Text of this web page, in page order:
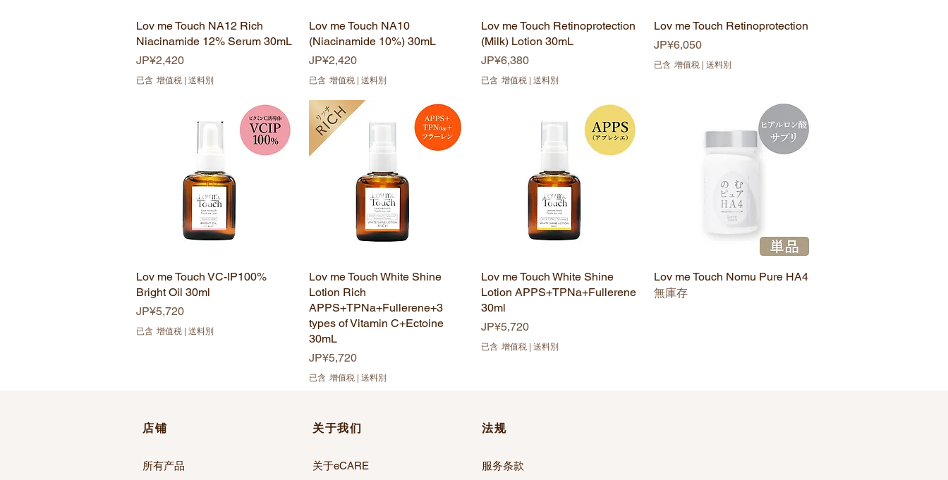
快速瀏覽
Lov me Touch NA12 Rich
Niacinamide 12% Serum 30mL
價格
JP¥2,420
已含 增值税 送料別
快速瀏覽
Lov me Touch NA10
(Niacinamide 10%) 30mL
價格
JP¥2,420
已含 增值税| 送料別
快速瀏覽
Lov me Touch Retinoprotection
(Milk) Lotion 30mL
價格
JP¥6,380
已含 增值税 送料別
快速瀏覽
Lov me Touch Retinoprotection
價格
JP¥6,050
已含 增值税| 送料別
快速瀏覽
Lov me Touch VC-IP100%
Bright Oil 30ml
價格
JP¥5,720
已含 增值税 送料別
快速瀏覽
Lov me Touch White Shine
Lotion Rich
APPS+TPNa+Fullerene+3
types of Vitamin C+Ectoine
30mL
價格
JP¥5,720
已含 增值税| 送料別
快速瀏覽
Lov me Touch White Shine
Lotion APPS+TPNa+Fullerene
30ml
價格
JP¥5,720
已含 增值税 送料別
快速瀏覽
Lov me Touch Nomu Pure HA4
無庫存
店铺
所有产品
关于我们
关于eCARE
法规
服务条款